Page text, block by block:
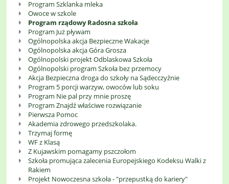
Projektach
Akcjach
Program Szklanka mleka
Owoce w szkole
Program rządowy Radosna szkoła
Program Już pływam
Ogólnopolska akcja Bezpieczne Wakacje
Ogólnopolska akcja Góra Grosza
Ogólnopolski projekt Odblaskowa Szkoła
Ogólnopolski program Szkoła bez przemocy
Akcja Bezpieczna droga do szkoły na Sądecczyźnie
Program 5 porcji warzyw, owoców lub soku
Program Nie pal przy mnie proszę
Program Znajdź właściwe rozwiązanie
Pierwsza Pomoc
Akademia zdrowego przedszkolaka.
Trzymaj formę
WF z Klasą
Z Kujawskim pomagamy pszczołom
Szkoła promująca zalecenia Europejskiego Kodeksu Walki z
Rakiem
Projekt Nowoczesna szkoła - "przepustką do kariery"